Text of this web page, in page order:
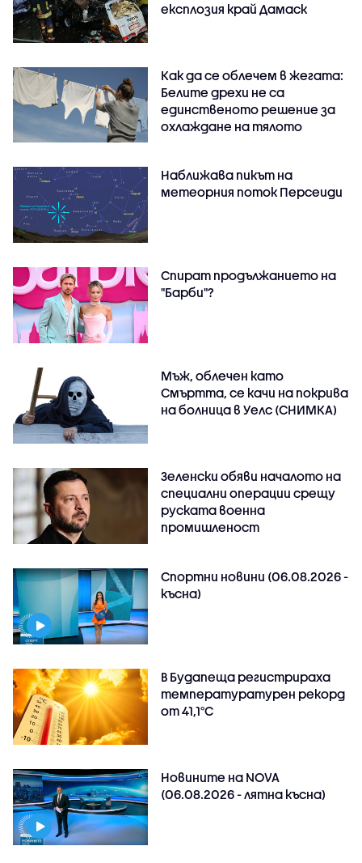
експлозия край Дамаск
Как да се облечем в жегата:
Белите дрехи не са
единственото решение за
охлаждане на тялото
Наближава пикът на
метеорния поток Персеиди
Спират продължанието на
"Барби"?
Мъж, облечен като
Смъртта, се качи на покрива
на болница в Уелс (СНИМКА)
Зеленски обяви началото на
специални операции срещу
руската военна
промишленост
Спортни новини (06.08.2026 -
късна)
В Будапеща регистрираха
температуратурен рекорд
от 41,1°C
Новините на NOVA
(06.08.2026 - лятна късна)